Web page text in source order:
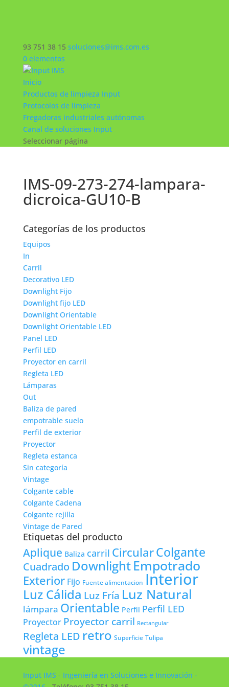
93 751 38 15 soluciones@ims.com.es
0 elementos
Inicio
Productos de limpieza Input
Protocolos de limpieza
Fregadoras industriales autónomas
Canal de soluciones Input
Seleccionar página
IMS-09-273-274-lampara-
dicroica-GU10-B
Categorías de los productos
Equipos
In
Carril
Decorativo LED
Downlight Fijo
Downlight fijo LED
Downlight Orientable
Downlight Orientable LED
Panel LED
Perfil LED
Proyector en carril
Regleta LED
Lámparas
Out
Baliza de pared
empotrable suelo
Perfil de exterior
Proyector
Regleta estanca
Sin categoría
Vintage
Colgante cable
Colgante Cadena
Colgante rejilla
Vintage de Pared
Etiquetas del producto
Aplique Baliza carril CircularColgante
Cuadrado DownlightEmpotrado
Exterior Fijo Fuente alimentacion Interior
Luz Cálida Luz Fría Luz Natural
lámpara Orientable Perfil Perfil LED
Proyector Proyector carril Rectangular
Regleta LED retro Superficie Tulipa
vintage
Input IMS - Ingeniería en Soluciones e Innovación -